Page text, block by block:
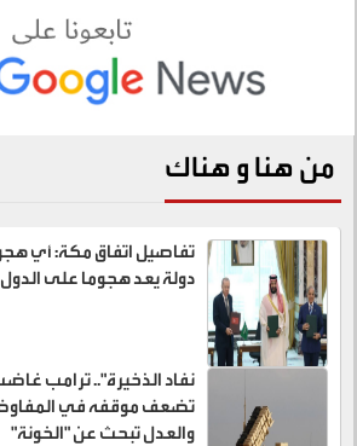
من هنا و هناك
تفاصيل اتفاق مكة: أي
دولة يعد هجوما على الدول
نفاد الذخيرة".. ترامب
تضعف موقفه في
والعدل تبحث عن "الخونة"